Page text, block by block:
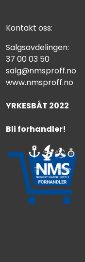
Kontakt oss:
Salgsavdelingen:
37 00 03 50
salg@nmsproff.no
www.nmsproff.no
YRKESBÅT 2022
Bli forhandler!